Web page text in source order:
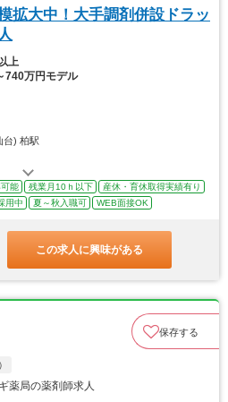
拡大中！大手調剤併設ドラッ
上
740万円モデル
台) 柏駅
能 残業月10ｈ以下
産休・育休取得実績有り
用中 夏～秋入職可 WEB面接OK
この求人に興味がある
保存する
薬局の薬剤師求人